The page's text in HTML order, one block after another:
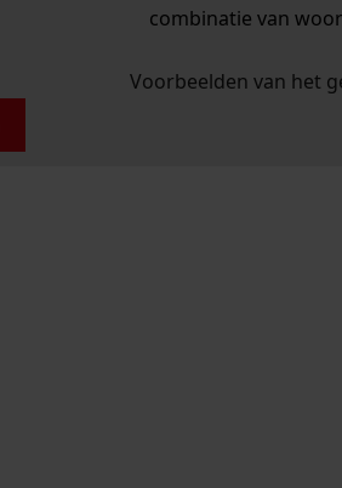
combinatie van
Voorbeelden van het